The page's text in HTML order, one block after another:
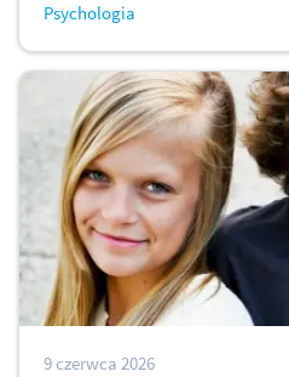
Psychologia
9 czerwca 2026